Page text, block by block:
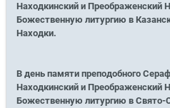
Находкинский и Преображенский
Божественную литургию в
Находки.
В день памяти преподобного
Находкинский и Преображенский
Божественную литургию в